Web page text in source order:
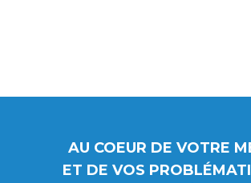
AU COEUR DE VOTRE
ET DE VOS